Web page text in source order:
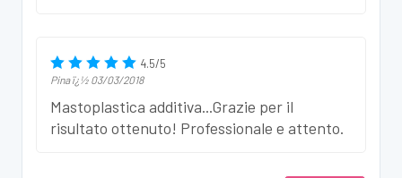
4.5/5
Pinaï¿½ 03/03/2018
Mastoplastica additiva...Grazie per il
risultato ottenuto! Professionale e attento.